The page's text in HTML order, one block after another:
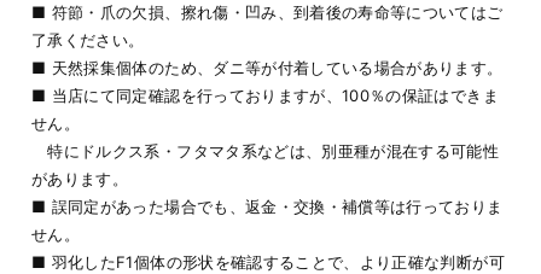
■ 符節・爪の欠損、擦れ傷・凹み、到着後の寿命等についてはご
了承ください。
■ 天然採集個体のため、ダニ等が付着している場合があります。
■ 当店にて同定確認を行っておりますが、100％の保証はできま
せん。
特にドルクス系・フタマタ系などは、別亜種が混在する可能性
があります。
■ 誤同定があった場合でも、返金・交換・補償等は行っておりま
せん。
■ 羽化したF1個体の形状を確認することで、より正確な判断が可